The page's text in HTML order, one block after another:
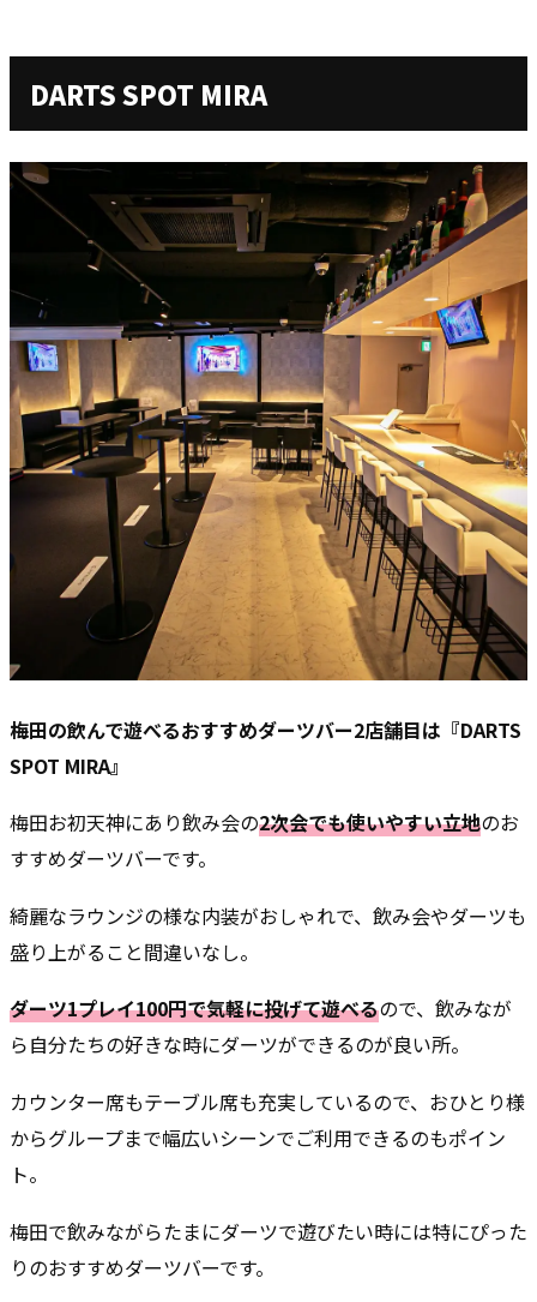
DARTS SPOT MIRA
梅田の飲んで遊べるおすすめダーツバー2店舗目は『DARTS
SPOT MIRA』
梅田お初天神にあり飲み会の2次会でも使いやすい立地のお
すすめダーツバーです。
綺麗なラウンジの様な内装がおしゃれで、飲み会やダーツも
盛り上がること間違いなし。
ダーツ1プレイ100円で気軽に投げて遊べるので、飲みなが
ら自分たちの好きな時にダーツができるのが良い所。
カウンター席もテーブル席も充実しているので、おひとり様
からグループまで幅広いシーンでご利用できるのもポイン
ト。
梅田で飲みながらたまにダーツで遊びたい時には特にぴった
りのおすすめダーツバーです。